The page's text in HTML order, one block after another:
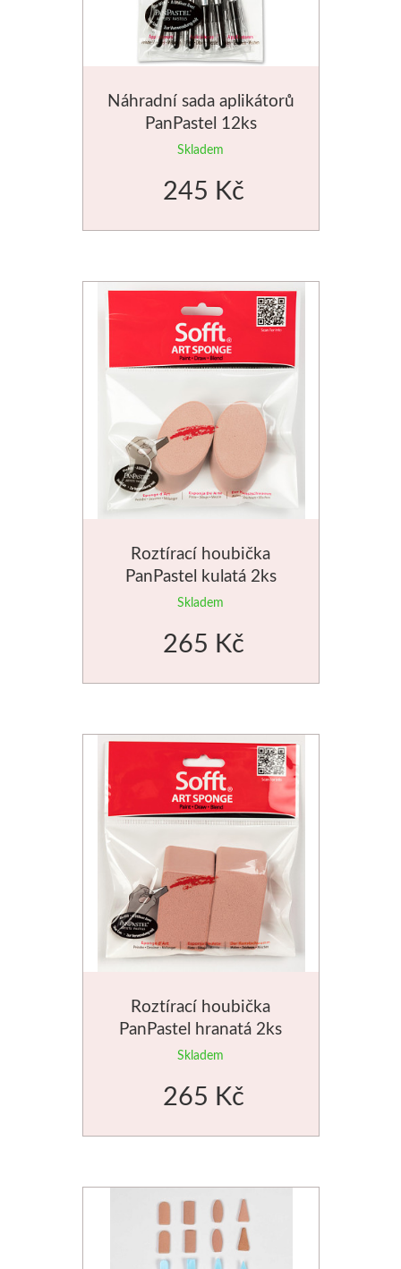
Náhradní sada aplikátorů
PanPastel 12ks
Skladem
245 Kč
Roztírací houbička
PanPastel kulatá 2ks
Skladem
265 Kč
Roztírací houbička
PanPastel hranatá 2ks
Skladem
265 Kč